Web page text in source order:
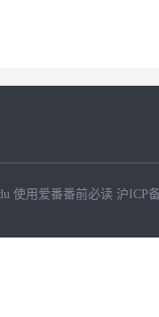
使用爱番番前必读 沪ICP